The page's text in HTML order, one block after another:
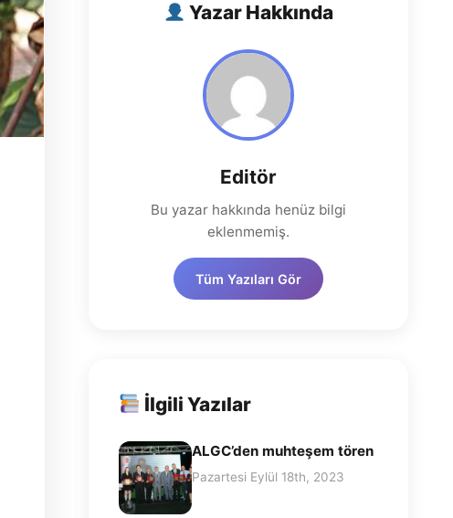
Yazar Hakkında
Editör
Bu yazar hakkında henüz bilgi
eklenmemiş.
Tüm Yazıları Gör
İlgili Yazılar
ALGC’den muhteşem tören
Pazartesi Eylül 18th, 2023